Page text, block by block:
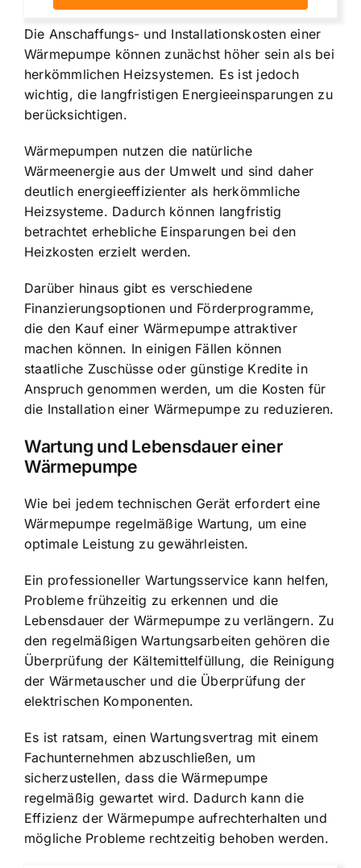
Die Anschaffungs- und Installationskosten einer
Wärmepumpe können zunächst höher sein als bei
herkömmlichen Heizsystemen. Es ist jedoch
wichtig, die langfristigen Energieeinsparungen zu
berücksichtigen.
Wärmepumpen nutzen die natürliche
Wärmeenergie aus der Umwelt und sind daher
deutlich energieeffizienter als herkömmliche
Heizsysteme. Dadurch können langfristig
betrachtet erhebliche Einsparungen bei den
Heizkosten erzielt werden.
Darüber hinaus gibt es verschiedene
Finanzierungsoptionen und Förderprogramme,
die den Kauf einer Wärmepumpe attraktiver
machen können. In einigen Fällen können
staatliche Zuschüsse oder günstige Kredite in
Anspruch genommen werden, um die Kosten für
die Installation einer Wärmepumpe zu reduzieren.
Wartung und Lebensdauer einer
Wärmepumpe
Wie bei jedem technischen Gerät erfordert eine
Wärmepumpe regelmäßige Wartung, um eine
optimale Leistung zu gewährleisten.
Ein professioneller Wartungsservice kann helfen,
Probleme frühzeitig zu erkennen und die
Lebensdauer der Wärmepumpe zu verlängern. Zu
den regelmäßigen Wartungsarbeiten gehören die
Überprüfung der Kältemittelfüllung, die Reinigung
der Wärmetauscher und die Überprüfung der
elektrischen Komponenten.
Es ist ratsam, einen Wartungsvertrag mit einem
Fachunternehmen abzuschließen, um
sicherzustellen, dass die Wärmepumpe
regelmäßig gewartet wird. Dadurch kann die
Effizienz der Wärmepumpe aufrechterhalten und
mögliche Probleme rechtzeitig behoben werden.